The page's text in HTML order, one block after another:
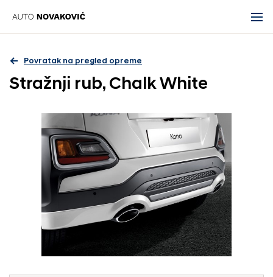
Povratak na pregled opreme
Stražnji rub, Chalk White